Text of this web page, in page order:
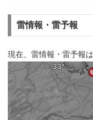
雷情報・雷予報
現在、雷情報・雷予報